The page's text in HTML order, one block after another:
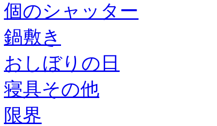
個のシャッター
鍋敷き
おしぼりの日
寝具その他
限界